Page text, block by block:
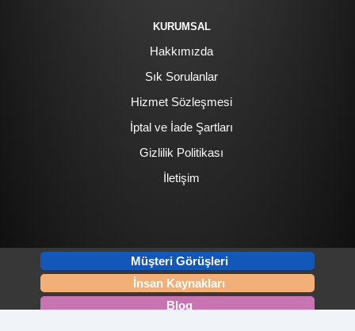
KURUMSAL
Hakkımızda
Sık Sorulanlar
Hizmet Sözleşmesi
İptal ve İade Şartları
Gizlilik Politikası
İletişim
Müşteri Görüşleri
İnsan Kaynakları
Blog